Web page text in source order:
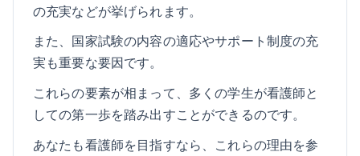
の充実などが挙げられます。
また、国家試験の内容の適応やサポート制度の充
実も重要な要因です。
これらの要素が相まって、多くの学生が看護師と
しての第一歩を踏み出すことができるのです。
あなたも看護師を目指すなら、これらの理由を参